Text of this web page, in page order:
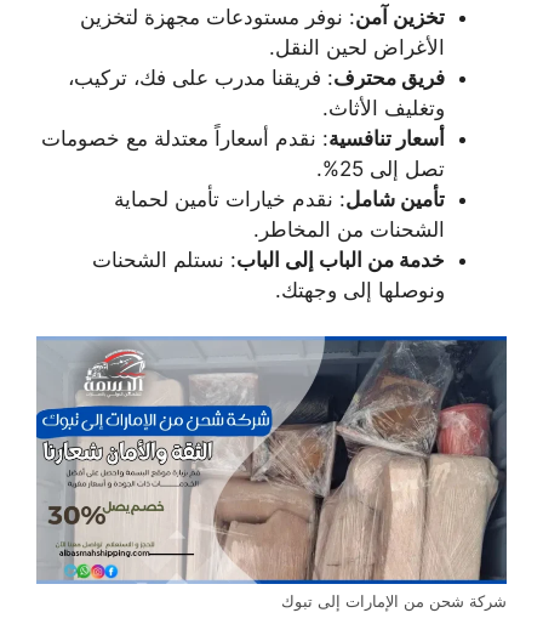
تخزين آمن: نوفر مستودعات مجهزة لتخزين
الأغراض لحين النقل.
فريق محترف: فريقنا مدرب على فك، تركيب،
وتغليف الأثاث.
أسعار تنافسية: نقدم أسعاراً معتدلة مع خصومات
تصل إلى 25%.
تأمين شامل: نقدم خيارات تأمين لحماية
الشحنات من المخاطر.
خدمة من الباب إلى الباب: نستلم الشحنات
ونوصلها إلى وجهتك.
شركة شحن من الإمارات إلى تبوك